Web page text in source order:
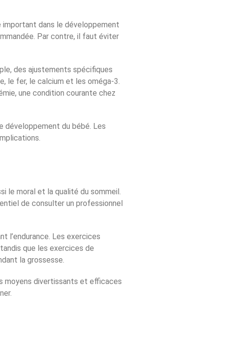
important dans le développement
Par contre, il faut éviter
des ajustements spécifiques
le fer, le calcium et les oméga-3.
une condition courante chez
développement du bébé. Les
le moral et la qualité du sommeil.
de consulter un professionnel
l’endurance. Les exercices
que les exercices de
la grossesse.
moyens divertissants et efficaces